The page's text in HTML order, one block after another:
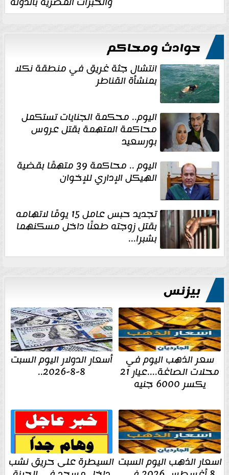
حوادث ومحاكم
انتشال جثة غريق في منطقة نكلا
بمنشأة القناطر
اليوم.. محكمة الجنايات تستكمل
محاكمة المتهمة بقتل عروس
بورسعيد
اليوم .. محاكمة 39 متهمًا بقضية
الهيكل الإداري للإخوان
تجديد حبس عامل 15 يومًا لاتهامه
بقتل زوجته طعنًا داخل مسكنهما
بشبرا...
بيزنس
سعر الذهب اليوم في
محلات الصاغة....عيار 21
يكسر 6000 جنيه
أسعار الدولار اليوم السبت
8-8-2026..
اسعار الذهب اليوم السبت السيطرة على حريق نشب